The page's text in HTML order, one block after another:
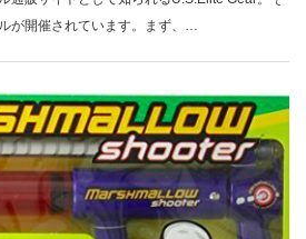
が開催されています。まず、…